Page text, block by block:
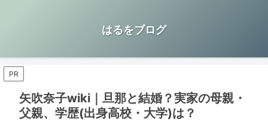
はるをブログ
PR
矢吹奈子wiki｜旦那と結婚？実家の母親・
父親、学歴(出身高校・大学)は？